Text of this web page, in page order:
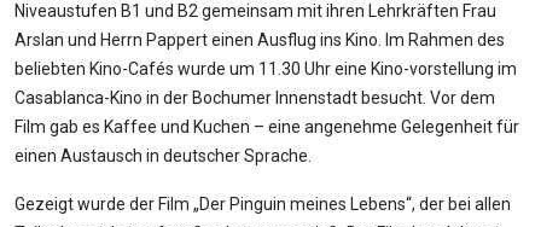
Niveaustufen B1 und B2 gemeinsam mit ihren Lehrkräften Frau
Arslan und Herrn Pappert einen Ausflug ins Kino. Im Rahmen des
beliebten Kino-Cafés wurde um 11.30 Uhr eine Kino-vorstellung im
Casablanca-Kino in der Bochumer Innenstadt besucht. Vor dem
Film gab es Kaffee und Kuchen – eine angenehme Gelegenheit für
einen Austausch in deutscher Sprache.
Gezeigt wurde der Film „Der Pinguin meines Lebens“, der bei allen